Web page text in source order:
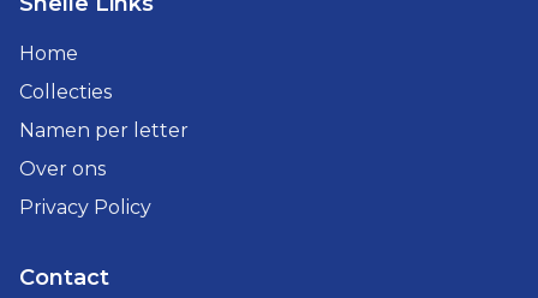
Home
Collecties
Namen per letter
Over ons
Privacy Policy
Contact